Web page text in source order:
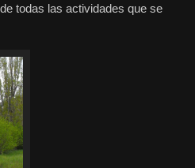
todas las actividades que se